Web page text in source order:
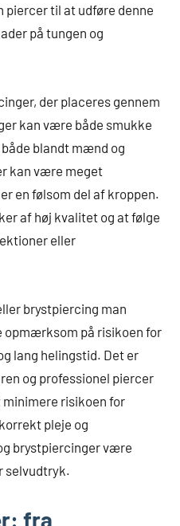
til at udføre denne
på tungen og
der placeres gennem
kan være både smukke
blandt mænd og
kan være meget
en følsom del af kroppen.
af høj kvalitet og at følge
eller
brystpiercing man
på risikoen for
lang helingstid. Det er
og professionel piercer
risikoen for
pleje og
brystpiercinger være
selvudtryk.
fra